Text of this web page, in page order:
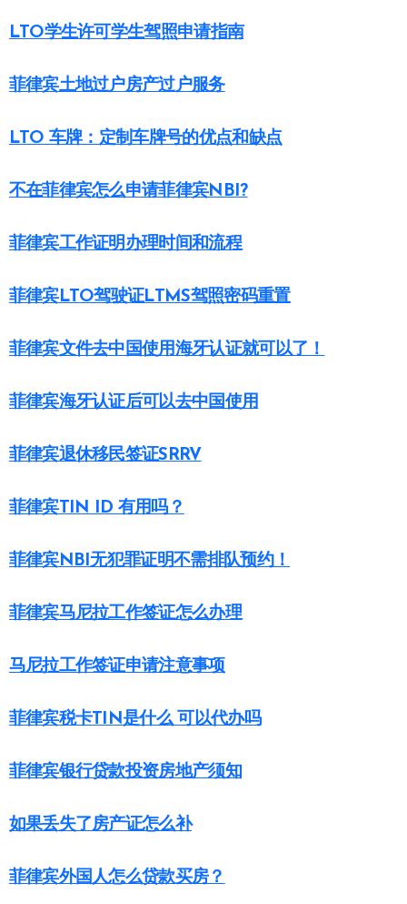
LTO学生许可学生驾照申请指南
菲律宾土地过户房产过户服务
LTO 车牌：定制车牌号的优点和缺点
不在菲律宾怎么申请菲律宾NBI?
菲律宾工作证明办理时间和流程
菲律宾LTO驾驶证LTMS驾照密码重置
菲律宾文件去中国使用海牙认证就可以了！
菲律宾海牙认证后可以去中国使用
菲律宾退休移民签证SRRV
菲律宾TIN ID 有用吗？
菲律宾NBI无犯罪证明不需排队预约！
菲律宾马尼拉工作签证怎么办理
马尼拉工作签证申请注意事项
菲律宾税卡TIN是什么 可以代办吗
菲律宾银行贷款投资房地产须知
如果丢失了房产证怎么补
菲律宾外国人怎么贷款买房？